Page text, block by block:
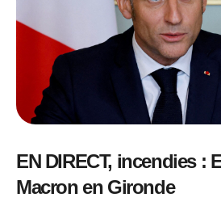
EN DIRECT, incendies :
Macron en Gironde